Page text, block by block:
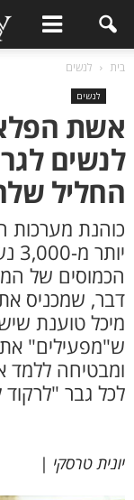
בית לנשים
לנשים
אשת
לנשים
החליל
כוהנת מערכות
הכמוסים של
דבר, שמכניס
מיכל טוענת
ש"מפעילים" את
ומבטיחה ללמד
לכל גבר "לרקוד
יונית טרסקי |